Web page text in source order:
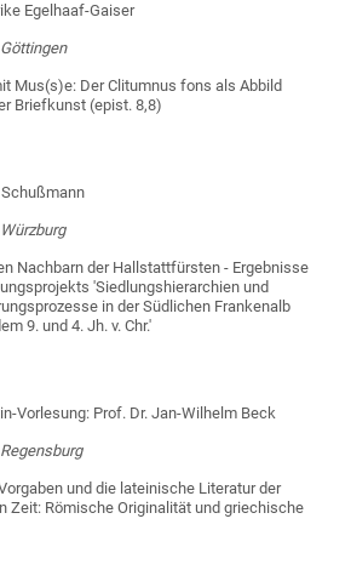
Egelhaaf-Gaiser
Mus(s)e: Der Clitumnus fons als Abbild
Briefkunst (epist. 8,8)
Nachbarn der Hallstattfürsten - Ergebnisse
'Siedlungshierarchien und
in der Südlichen Frankenalb
9. und 4. Jh. v. Chr.'
Vorlesung: Prof. Dr. Jan-Wilhelm Beck
und die lateinische Literatur der
Zeit: Römische Originalität und griechische